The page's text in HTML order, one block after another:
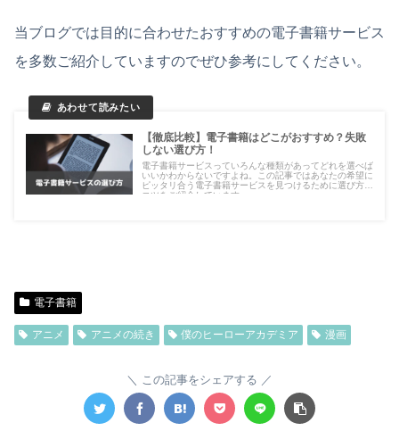
当ブログでは目的に合わせたおすすめの電子書籍サービス
を多数ご紹介していますのでぜひ参考にしてください。
【徹底比較】電子書籍はどこがおすすめ？失敗
しない選び方！
電子書籍サービスっていろんな種類があってどれを選べば
いいかわからないですよね。この記事ではあなたの希望に
ピッタリ合う電子書籍サービスを見つけるために選び方の
コツをご紹介しています
電子書籍
アニメ アニメの続き 僕のヒーローアカデミア 漫画
この記事をシェアする